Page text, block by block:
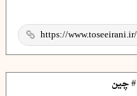
# چین